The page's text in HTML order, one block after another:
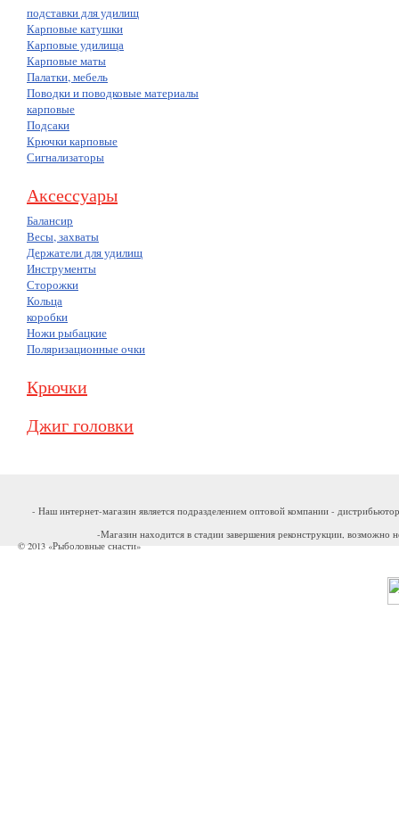
подставки для удилищ
Карповые катушки
Карповые удилища
Карповые маты
Палатки, мебель
Поводки и поводковые материалы
карповые
Подсаки
Крючки карповые
Сигнализаторы
Аксессуары
Балансир
Весы, захваты
Держатели для удилищ
Инструменты
Сторожки
Кольца
коробки
Ножи рыбацкие
Поляризационные очки
Крючки
Джиг головки
- Наш интернет-магазин является подразделением оптовой компании -
-Магазин находится в стадии завершения реконструкции, возможно
© 2013 «Рыболовные снасти»